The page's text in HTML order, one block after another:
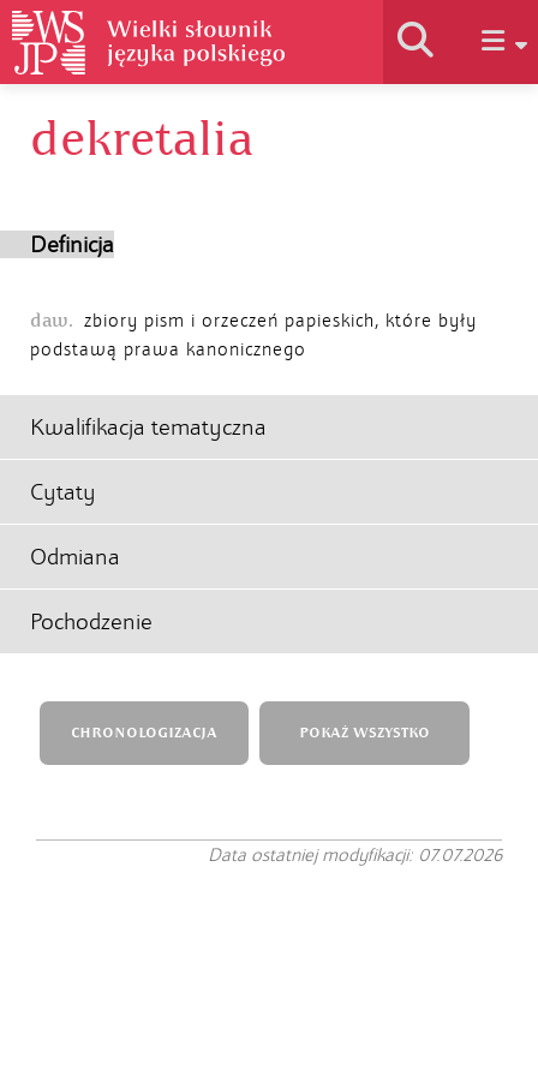
Historia słownika
dekretalia
Definicja
daw. zbiory pism i orzeczeń papieskich, które były
podstawą prawa kanonicznego
Kwalifikacja tematyczna
Cytaty
Odmiana
Pochodzenie
CHRONOLOGIZACJA POKAŻ WSZYSTKO
Data ostatniej modyfikacji: 07.07.2026